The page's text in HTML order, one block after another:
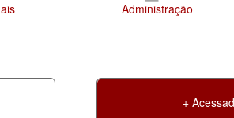
Legislação
+